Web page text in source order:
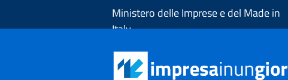
Ministero delle Imprese e del Made in
Italy